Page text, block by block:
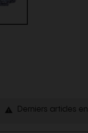
 Derniers articles